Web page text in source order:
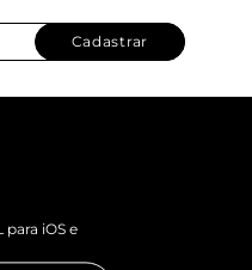
Cadastrar
iOS e